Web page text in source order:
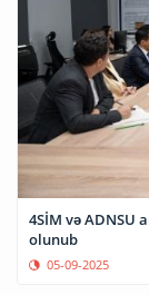
4SİM və ADNSU
olunub
05-09-2025